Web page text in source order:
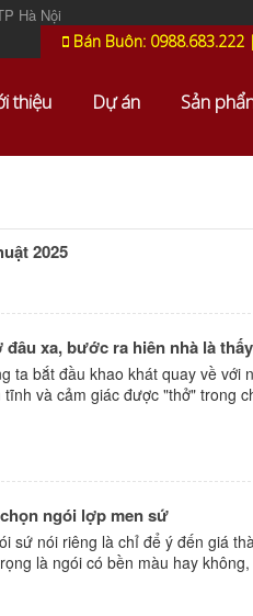
Hà Nội
Bán Buôn: 0988.683.222
thiệu Dự án Sản
2025
xa, bước ra hiên nhà là thấy
ta bắt đầu khao khát quay về với
và cảm giác được "thở" trong
ngói lợp men sứ
sứ nói riêng là chỉ để ý đến giá
là ngói có bền màu hay